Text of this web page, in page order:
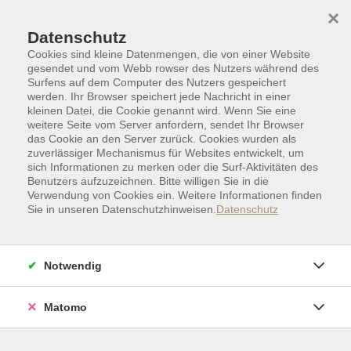
Wissen im Alltag | Recht
Finanzen und Bauen
Erben und Vererben
Kooperation: Geld und Haushalt,
Beratungsdienst der Sparkassen-
Finanzgruppe
Datenschutz
Cookies sind kleine Datenmengen, die von einer Website
gesendet und vom Webb rowser des Nutzers während des
Surfens auf dem Computer des Nutzers gespeichert
werden. Ihr Browser speichert jede Nachricht in einer
kleinen Datei, die Cookie genannt wird. Wenn Sie eine
weitere Seite vom Server anfordern, sendet Ihr Browser
das Cookie an den Server zurück. Cookies wurden als
zuverlässiger Mechanismus für Websites entwickelt, um
sich Informationen zu merken oder die Surf-Aktivitäten des
Benutzers aufzuzeichnen. Bitte willigen Sie in die
Verwendung von Cookies ein. Weitere Informationen finden
Sie in unseren Datenschutzhinweisen. Datenschutz
×
Notwendig
Matomo